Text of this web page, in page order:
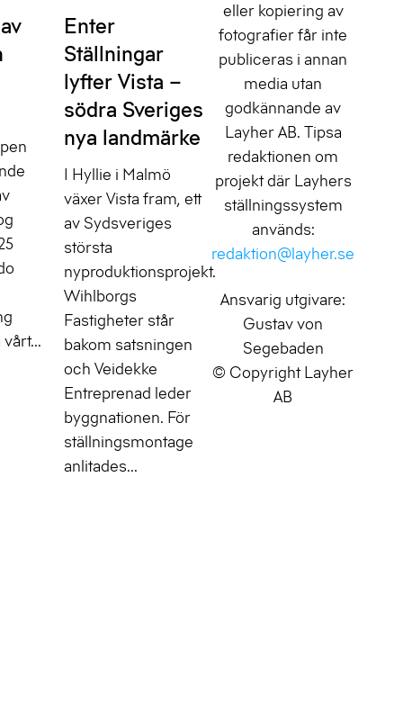
Enter
Ställningar
lyfter Vista –
södra Sveriges
nya landmärke
I Hyllie i Malmö
växer Vista fram, ett
av Sydsveriges
största
nyproduktionsprojekt.
Wihlborgs
Fastigheter står
bakom satsningen
och Veidekke
Entreprenad leder
byggnationen. För
ställningsmontage
anlitades...
eller kopiering av
fotografier får inte
publiceras i annan
media utan
godkännande av
Layher AB. Tipsa
redaktionen om
projekt där Layhers
ställningssystem
används:
redaktion@layher.se
Ansvarig utgivare:
Gustav von
Segebaden
© Copyright Layher
AB